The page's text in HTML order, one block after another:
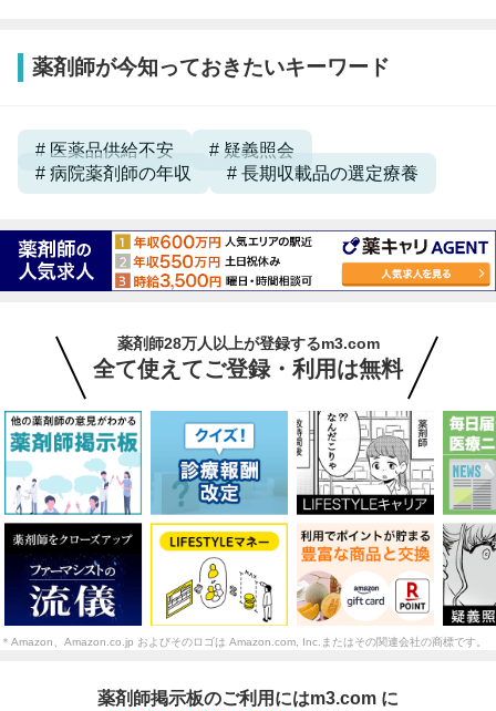
薬剤師が今知っておきたいキーワード
医薬品供給不安
疑義照会
病院薬剤師の年収
長期収載品の選定療養
薬剤師28万人以上が登録するm3.com
全て使えてご登録・利用は無料
＊Amazon、Amazon.co.jp およびそのロゴは Amazon.com, Inc.またはその関連会社の商標です。
薬剤師掲示板のご利用にはm3.com に